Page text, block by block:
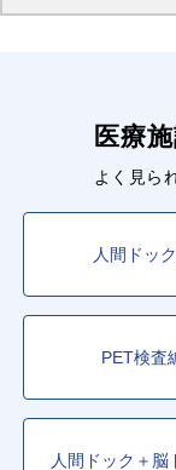
医療
よく見ら
人間ドッ
PET検査
人間ドック＋脳